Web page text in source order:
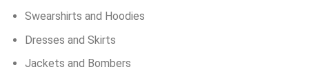
Swearshirts and Hoodies
Dresses and Skirts
Jackets and Bombers